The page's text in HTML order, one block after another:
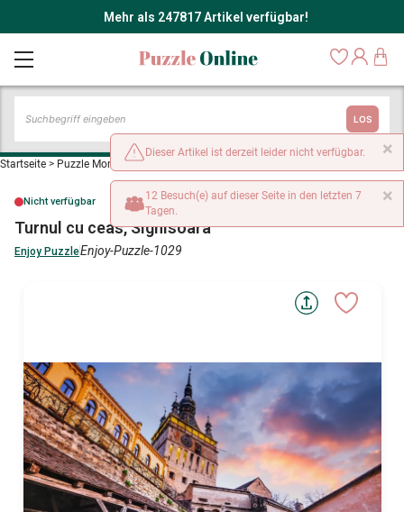
Mehr als 247817 Artikel verfügbar!
LOS
Startseite > Puzzle Monumente und Denkmäler
Nicht verfügbar
Turnul cu ceas, Sighisoara
Enjoy PuzzleEnjoy-Puzzle-1029
×
Dieser Artikel ist derzeit leider nicht verfügbar.
×
12 Besuch(e) auf dieser Seite in den letzten 7
Tagen.